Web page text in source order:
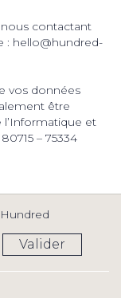
contactant
: hello@hundred-
vos données
être
l’Informatique et
– 75334